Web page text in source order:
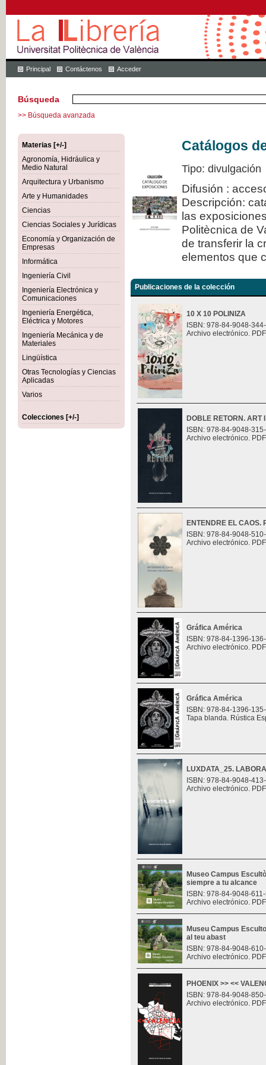
Principal Contáctenos Acceder
Búsqueda
>> Búsqueda avanzada
Materias [+/-]
Agronomía, Hidráulica y
Medio Natural
Arquitectura y Urbanismo
Arte y Humanidades
Ciencias
Ciencias Sociales y Jurídicas
Economía y Organización de
Empresas
Informática
Ingeniería Civil
Ingeniería Electrónica y
Comunicaciones
Ingeniería Energética,
Eléctrica y Motores
Ingeniería Mecánica y de
Materiales
Lingüística
Otras Tecnologías y Ciencias
Aplicadas
Varios
Colecciones [+/-]
Catálogos
Tipo: divulgación
Difusión :
Descripción:
las
Politècnica de
de transferir la
elementos que
Publicaciones de la colección
10 X 10 POLINIZA
ISBN: 978-84-9048-
Archivo electrónico.
DOBLE RETORN. ART
ISBN: 978-84-9048-
Archivo electrónico.
ENTENDRE EL
ISBN: 978-84-9048-
Archivo electrónico.
Gráfica América
ISBN: 978-84-1396-
Archivo electrónico.
Gráfica América
ISBN: 978-84-1396-
Tapa blanda. Rústica
LUXDATA_25.
ISBN: 978-84-9048-
Archivo electrónico.
Museo Campus
siempre a tu alcance
ISBN: 978-84-9048-
Archivo electrónico.
Museu Campus
al teu abast
ISBN: 978-84-9048-
Archivo electrónico.
PHOENIX >> <<
ISBN: 978-84-9048-
Archivo electrónico.